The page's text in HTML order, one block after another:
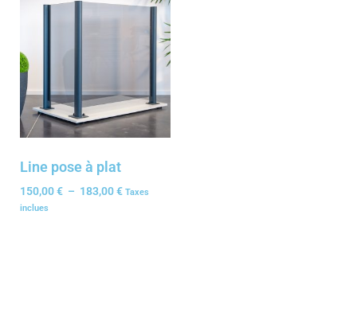
Line pose à plat
150,00€ – 183,00€ Taxes
inclues